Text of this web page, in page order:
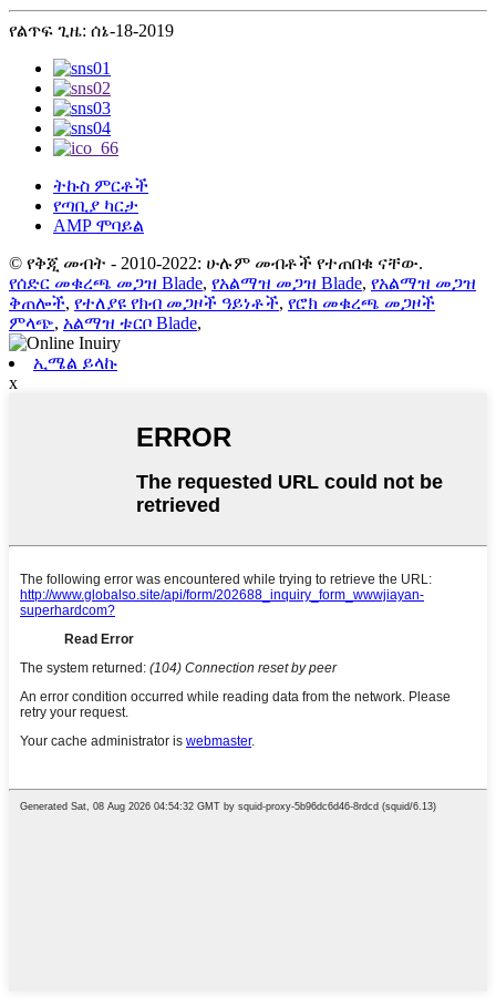
የልጥፍ ጊዜ: ሰኔ-18-2019
ትኩስ ምርቶች
የጣቢያ ካርታ
AMP ሞባይል
© የቅጂ መብት - 2010-2022: ሁሉም መብቶች የተጠበቁ ናቸው.
የሰድር መቁረጫ መጋዝ Blade, የአልማዝ መጋዝ Blade, የአልማዝ መጋዝ
ቅጠሎች, የተለያዩ የክብ መጋዞች ዓይነቶች, የሮክ መቁረጫ መጋዞች
ምላጭ, አልማዝ ቱርቦ Blade,
ኢሜል ይላኩ
x